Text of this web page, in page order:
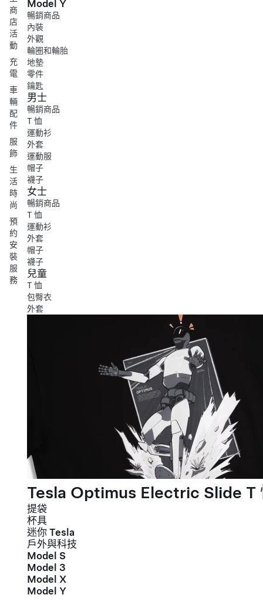
商
店
活
動
充
電
車
輛
配
件
服
飾
生
活
時
尚
預
約
安
裝
服
務
Model Y
暢銷商品
內裝
外觀
輪圈和輪胎
地墊
零件
鑰匙
男士
暢銷商品
T 恤
運動衫
外套
運動服
帽子
襪子
女士
暢銷商品
T 恤
運動衫
外套
帽子
襪子
兒童
T 恤
包臀衣
外套
Tesla Optimus Electric Slide T
提袋
杯具
迷你 Tesla
戶外與科技
Model S
Model 3
Model X
Model Y